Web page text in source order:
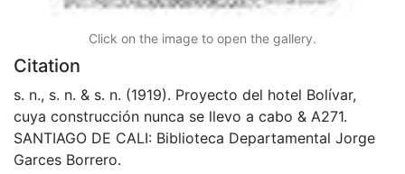
Click on the image to open the gallery.
Citation
s. n., s. n. & s. n. (1919). Proyecto del hotel Bolívar,
cuya construcción nunca se llevo a cabo & A271.
SANTIAGO DE CALI: Biblioteca Departamental Jorge
Garces Borrero.